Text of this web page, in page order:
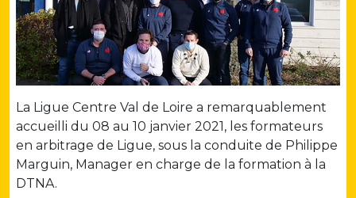
La Ligue Centre Val de Loire a remarquablement
accueilli du 08 au 10 janvier 2021, les formateurs
en arbitrage de Ligue, sous la conduite de Philippe
Marguin, Manager en charge de la formation à la
DTNA.